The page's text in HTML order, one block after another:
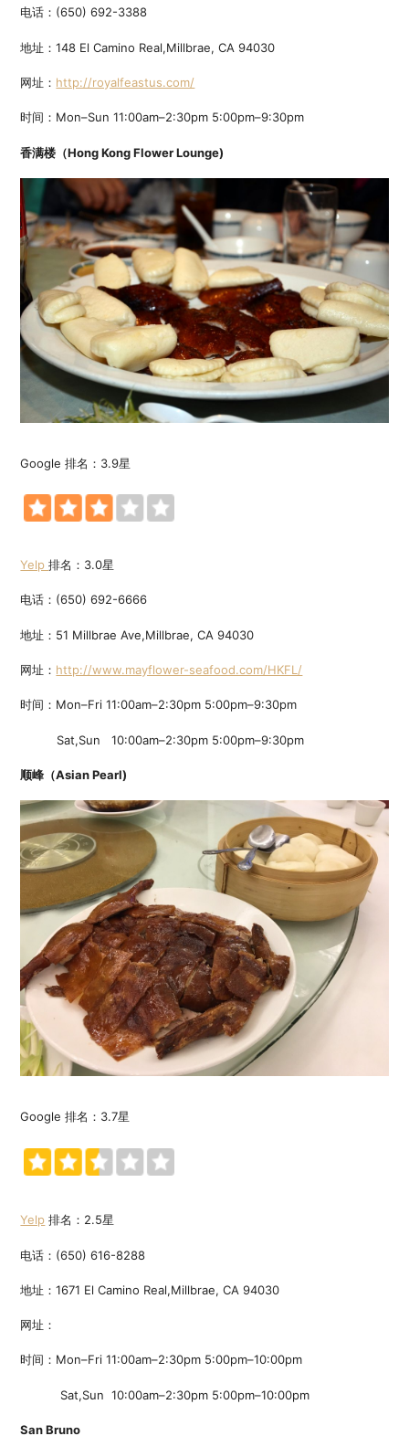
电话：(650) 692-3388
地址：148 El Camino Real,Millbrae, CA 94030
网址： http://royalfeastus.com/
时间：Mon–Sun 11:00am–2:30pm 5:00pm–9:30pm
香满楼（Hong Kong Flower Lounge)
Google 排名：3.9星
Yelp排名：3.0星
电话：(650) 692-6666
地址：51 Millbrae Ave,Millbrae, CA 94030
网址： http://www.mayflower-seafood.com/HKFL/
时间：Mon–Fri 11:00am–2:30pm 5:00pm–9:30pm
Sat,Sun 10:00am–2:30pm 5:00pm–9:30pm
顺峰（Asian Pearl)
Google 排名：3.7星
Yelp 排名：2.5星
电话：(650) 616-8288
地址：1671 El Camino Real,Millbrae, CA 94030
网址：
时间：Mon–Fri 11:00am–2:30pm 5:00pm–10:00pm
Sat,Sun 10:00am–2:30pm 5:00pm–10:00pm
San Bruno